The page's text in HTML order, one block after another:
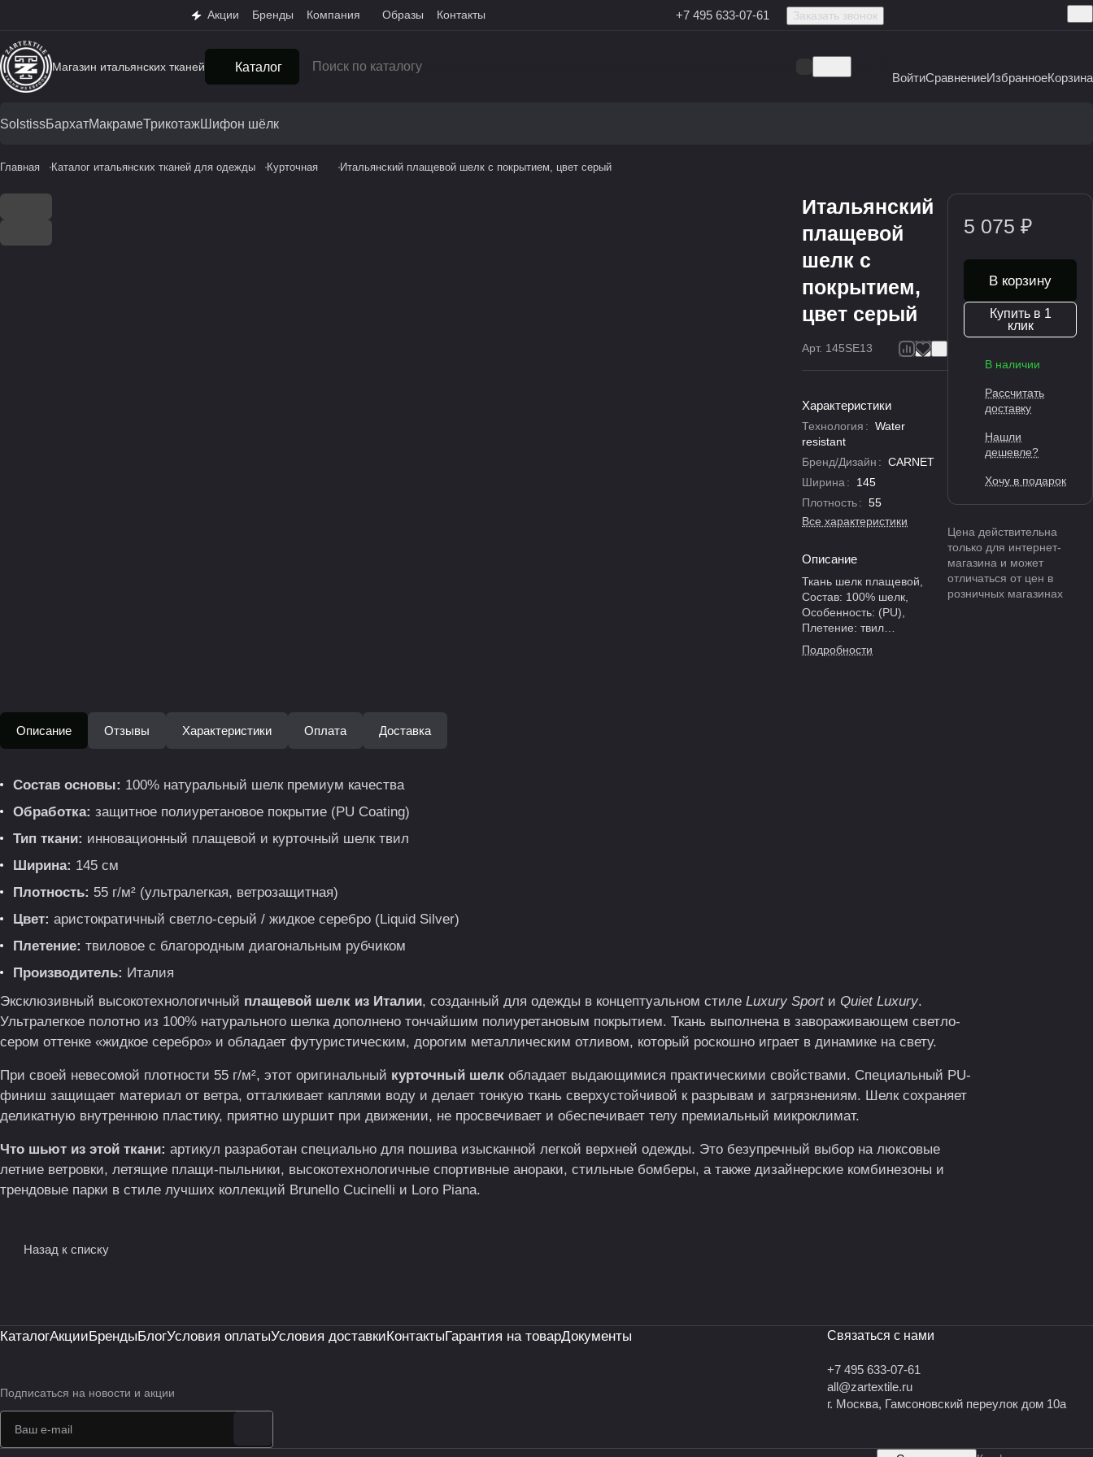
Акции Бренды Компания Образы Контакты +7 495 633-07-61 Заказать звонок
Магазин итальянских тканей Каталог
ВойтиСравнениеИзбранноеКорзина
SolstissБархатМакрамеТрикотажШифон шёлк
Главная Каталог итальянских тканей для одежды Курточная Итальянский плащевой шелк с покрытием, цвет серый
Итальянский
плащевой
шелк с
покрытием,
цвет серый
Арт. 145SE13
Характеристики
Технология : Water
resistant
Бренд/Дизайн : CARNET
Ширина :
145
Плотность: 55
Все характеристики
Описание
Ткань шелк плащевой,
Состав: 100% шелк,
Особенность: (PU),
Плетение: твил
(диагональное), Ширина:
145 см, Плотность: 55 г/м²
Подробности
5 075 ₽
В корзину
Купить в 1
клик
В наличии
Рассчитать
доставку
Нашли
дешевле?
Хочу в подарок
Цена действительна
только для интернет-
магазина и может
отличаться от цен в
розничных магазинах
Описание Отзывы Характеристики Оплата Доставка
Состав основы: 100% натуральный шелк премиум качества
Обработка: защитное полиуретановое покрытие (PU Coating)
Тип ткани: инновационный плащевой и курточный шелк твил
Ширина: 145 см
Плотность: 55 г/м² (ультралегкая, ветрозащитная)
Цвет: аристократичный светло-серый / жидкое серебро (Liquid Silver)
Плетение: твиловое с благородным диагональным рубчиком
Производитель: Италия
Эксклюзивный высокотехнологичный плащевой шелк из Италии, созданный для одежды в концептуальном стиле Luxury Sportи Quiet Luxury.
Ультралегкое полотно из 100% натурального шелка дополнено тончайшим полиуретановым покрытием. Ткань выполнена в завораживающем светло-
сером оттенке «жидкое серебро» и обладает футуристическим, дорогим металлическим отливом, который роскошно играет в динамике на свету.
При своей невесомой плотности 55 г/м², этот оригинальный курточный шелк обладает выдающимися практическими свойствами. Специальный PU-
финиш защищает материал от ветра, отталкивает каплями воду и делает тонкую ткань сверхустойчивой к разрывам и загрязнениям. Шелк сохраняет
деликатную внутреннюю пластику, приятно шуршит при движении, не просвечивает и обеспечивает телу премиальный микроклимат.
Что шьют из этой ткани: артикул разработан специально для пошива изысканной легкой верхней одежды. Это безупречный выбор на люксовые
летние ветровки, летящие плащи-пыльники, высокотехнологичные спортивные анораки, стильные бомберы, а также дизайнерские комбинезоны и
трендовые парки в стиле лучших коллекций Brunello Cucinelli и Loro Piana.
Назад к списку
КаталогАкцииБрендыБлогУсловия оплатыУсловия доставкиКонтактыГарантия на товарДокументы
Подписаться на новости и акции
Связаться с нами
+7 495 633-07-61
all@zartextile.ru
г. Москва, Гамсоновский переулок дом 10а